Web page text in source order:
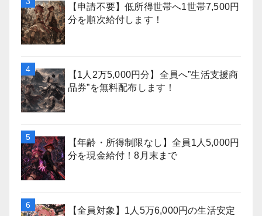
【申請不要】低所得世帯へ1世帯7,500円
分を順次給付します！
【1人2万5,000円分】全員へ”生活支援商
品券”を無料配布します！
【年齢・所得制限なし】全員1人5,000円
分を現金給付！8月末まで
【全員対象】1人5万6,000円の生活安定